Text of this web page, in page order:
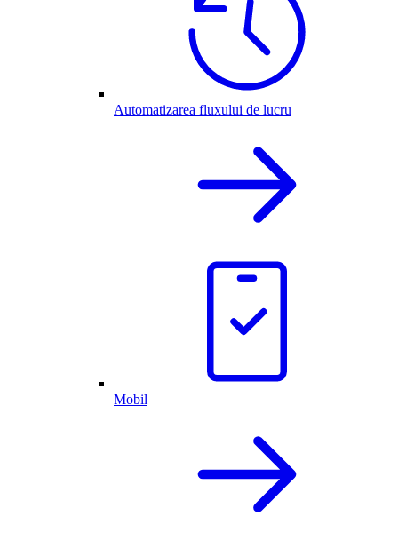
Automatizarea fluxului de lucru
Mobil